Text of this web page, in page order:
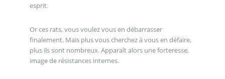
esprit.
Or ces rats, vous voulez vous en débarrasser
finalement. Mais plus vous cherchez à vous en défaire,
plus ils sont nombreux. Apparaît alors une forteresse,
image de résistances internes.